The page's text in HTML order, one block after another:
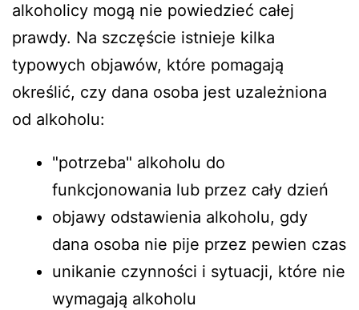
alkoholicy mogą nie powiedzieć całej
prawdy. Na szczęście istnieje kilka
typowych objawów, które pomagają
określić, czy dana osoba jest uzależniona
od alkoholu:
"potrzeba" alkoholu do
funkcjonowania lub przez cały dzień
objawy odstawienia alkoholu, gdy
dana osoba nie pije przez pewien czas
unikanie czynności i sytuacji, które nie
wymagają alkoholu